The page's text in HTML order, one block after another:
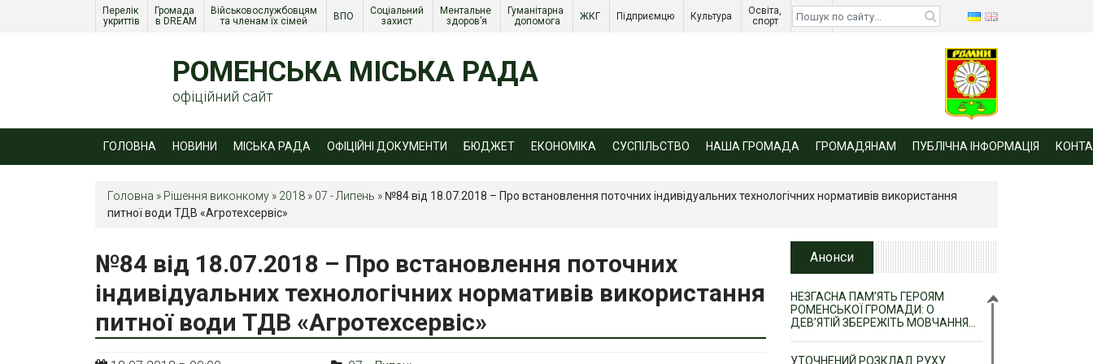
Перелік
укриттів
Громада
в DREAM
Військовослужбовцям
та членам їх сімей
ВПО
Соціальний
захист
Ментальне
здоров’я
Гуманітарна
допомога
ЖКГ Підприємцю Культура
Освіта,
спорт
Діти
війни
РОМЕНСЬКА МІСЬКА РАДА
офіційний сайт
ГОЛОВНА НОВИНИ МІСЬКА РАДА ОФІЦІЙНІ ДОКУМЕНТИ БЮДЖЕТ ЕКОНОМІКА СУСПІЛЬСТВО НАША ГРОМАДА ГРОМАДЯНАМ ПУБЛІЧНА ІНФОРМАЦІЯ
Головна » Рішення виконкому » 2018 » 07 - Липень » №84 від 18.07.2018 – Про встановлення поточних індивідуальних технологічних нормативів використання
питної води ТДВ «Агротехсервіс»
№84 від 18.07.2018 – Про встановлення поточних
індивідуальних технологічних нормативів використання
питної води ТДВ «Агротехсервіс»
Анонси
НЕЗГАСНА ПАМ’ЯТЬ ГЕРОЯМ
РОМЕНСЬКОЇ ГРОМАДИ: О
ДЕВ’ЯТІЙ ЗБЕРЕЖІТЬ МОВЧАННЯ…
УТОЧНЕНИЙ РОЗКЛАД РУХУ